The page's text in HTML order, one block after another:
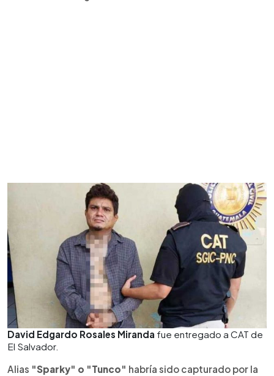
David Edgardo Rosales Miranda fue entregado a CAT de
El Salvador.
Alias "Sparky" o "Tunco" habría sido capturado por la